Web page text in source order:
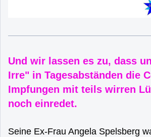
Und wir lassen es zu, dass
Irre" in Tagesabständen die
Impfungen mit teils wirren
noch einredet.
Seine Ex-Frau Angela Spelsberg